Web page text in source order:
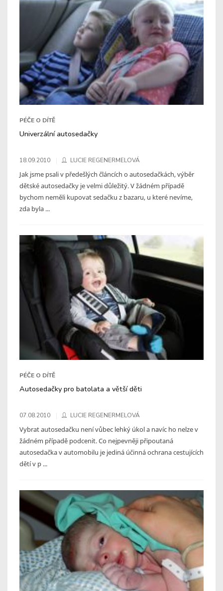
PÉČE O DÍTĚ
Univerzální autosedačky
18.09.2010 LUCIE REGENERMELOVÁ
Jak jsme psali v předešlých článcích o autosedačkách, výběr
dětské autosedačky je velmi důležitý. V žádném případě
bychom neměli kupovat sedačku z bazaru, u které nevíme,
zda byla ...
PÉČE O DÍTĚ
Autosedačky pro batolata a větší děti
07.08.2010 LUCIE REGENERMELOVÁ
Vybrat autosedačku není vůbec lehký úkol a navíc ho nelze v
žádném případě podcenit. Co nejpevněji připoutaná
autosedačka v automobilu je jediná účinná ochrana cestujících
dětí v p ...